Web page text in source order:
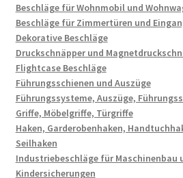
Beschläge für Wohnmobil und
Beschläge für Zimmertüren und
Dekorative Beschläge
Druckschnäpper und
Flightcase Beschläge
Führungsschienen und Auszüge
Führungssysteme, Auszüge,
Griffe, Möbelgriffe, Türgriffe
Haken, Garderobenhaken,
Seilhaken
Industriebeschläge für Maschinenbau
Kindersicherungen